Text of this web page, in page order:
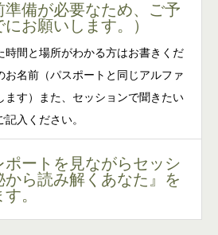
準備が必要なため、ご予
お願いします。）
時間と場所がわかる方はお書きくだ
お名前（パスポートと同じアルファ
ます）また、セッションで聞きたい
入ください。
ポートを見ながらセッシ
から読み解くあなた』を
。